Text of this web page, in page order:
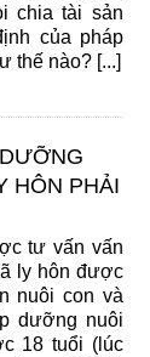
chia tài sản
của pháp
thế nào? [...]
HÔN PHẢI
tư vấn vấn
ly hôn được
nuôi con và
dưỡng nuôi
18 tuổi (lúc